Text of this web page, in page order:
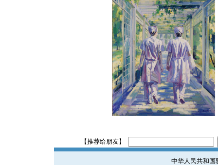
【推荐给朋友】
中华人民共和国